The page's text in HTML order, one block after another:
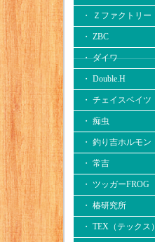
・ Ｚファクトリー
・ ZBC
・ ダイワ
・ Double.H
・ チェイスベイツ
・ 痴虫
・ 釣り吉ホルモン
・ 常吉
・ ツッガーFROG
・ 椿研究所
・ TEX（テックス）